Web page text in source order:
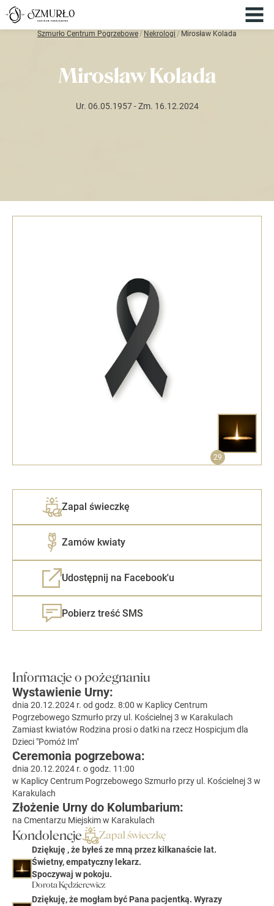
Szmurło Centrum Pogrzebowe / Nekrologi / Mirosław Kolada
Mirosław Kolada
Ur. 06.05.1957 - Zm. 16.12.2024
29
Zapal świeczkę
Zamów kwiaty
Udostępnij na Facebook'u
Pobierz treść SMS
Informacje o pożegnaniu
Wystawienie Urny:
dnia 20.12.2024 r. od godz. 8:00 w Kaplicy Centrum
Pogrzebowego Szmurło przy ul. Kościelnej 3 w Karakulach
Zamiast kwiatów Rodzina prosi o datki na rzecz Hospicjum dla
Dzieci "Pomóż Im"
Ceremonia pogrzebowa:
dnia 20.12.2024 r. o godz. 11:00
w Kaplicy Centrum Pogrzebowego Szmurło przy ul. Kościelnej 3 w
Karakulach
Złożenie Urny do Kolumbarium:
na Cmentarzu Miejskim w Karakulach
Kondolencje Zapal świeczkę
Dziękuję , że byłeś ze mną przez kilkanaście lat.
Świetny, empatyczny lekarz.
Spoczywaj w pokoju.
Dorota Kędzierewicz
Dziękuję, że mogłam być Pana pacjentką. Wyrazy